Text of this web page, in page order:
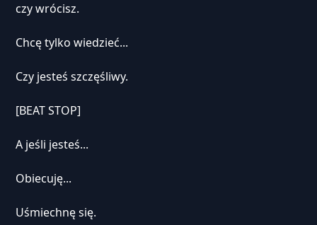
czy wrócisz.
Chcę tylko wiedzieć...
Czy jesteś szczęśliwy.
[BEAT STOP]
A jeśli jesteś...
Obiecuję...
Uśmiechnę się.